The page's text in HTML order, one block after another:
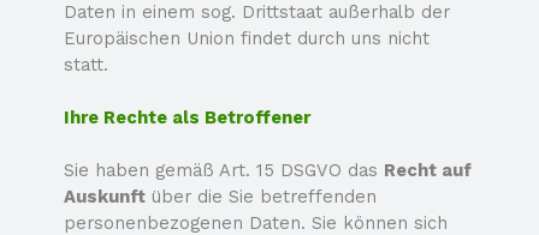
Daten in einem sog. Drittstaat außerhalb der
Europäischen Union findet durch uns nicht
statt.
Ihre Rechte als Betroffener
Sie haben gemäß Art. 15 DSGVO das Recht auf
Auskunft über die Sie betreffenden
personenbezogenen Daten. Sie können sich